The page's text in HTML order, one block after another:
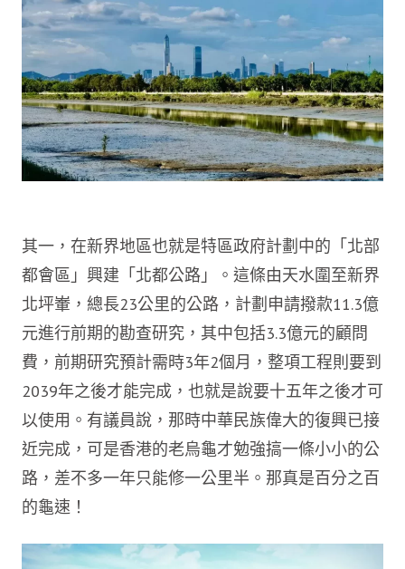
其一，在新界地區也就是特區政府計劃中的「北部
都會區」興建「北都公路」。這條由天水圍至新界
北坪輋，總長23公里的公路，計劃申請撥款11.3億
元進行前期的勘查研究，其中包括3.3億元的顧問
費，前期研究預計需時3年2個月，整項工程則要到
2039年之後才能完成，也就是說要十五年之後才可
以使用。有議員說，那時中華民族偉大的復興已接
近完成，可是香港的老烏龜才勉強搞一條小小的公
路，差不多一年只能修一公里半。那真是百分之百
的龜速！